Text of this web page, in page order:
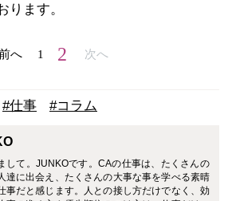
ります。
へ 1 2 次へ
#仕事 #コラム
して。JUNKOです。CAの仕事は、たくさんの
達に出会え、たくさんの大事な事を学べる素晴
事だと感じます。人との接し方だけでなく、効